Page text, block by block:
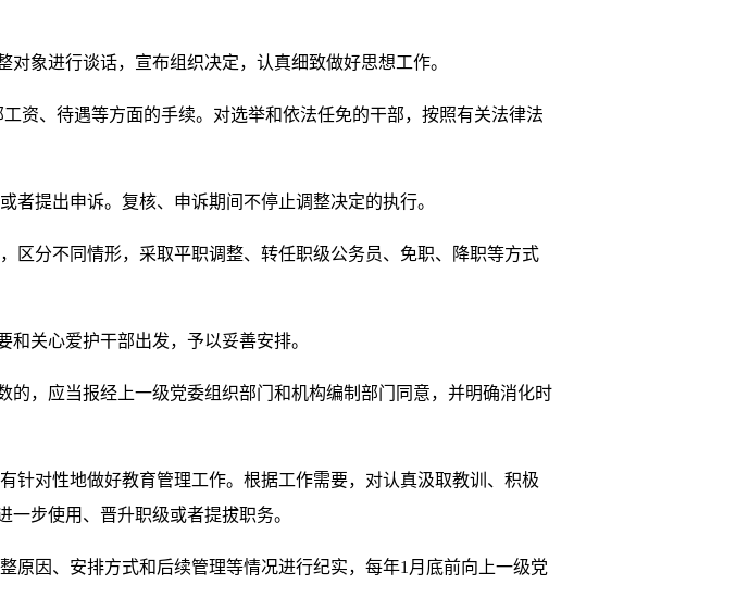
象进行谈话，宣布组织决定，认真细致做好思想工作。
、待遇等方面的手续。对选举和依法任免的干部，按照有关法律法
提出申诉。复核、申诉期间不停止调整决定的执行。
分不同情形，采取平职调整、转任职级公务员、免职、降职等方式
关心爱护干部出发，予以妥善安排。
，应当报经上一级党委组织部门和机构编制部门同意，并明确消化时
对性地做好教育管理工作。根据工作需要，对认真汲取教训、积极
步使用、晋升职级或者提拔职务。
因、安排方式和后续管理等情况进行纪实，每年1月底前向上一级党